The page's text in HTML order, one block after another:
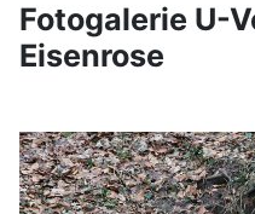
Fotogalerie U-
Eisenrose